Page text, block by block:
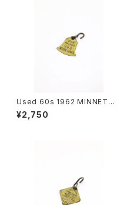
Used 60s 1962 MINNETON
KA Brass Dog tag 古着
¥2,750